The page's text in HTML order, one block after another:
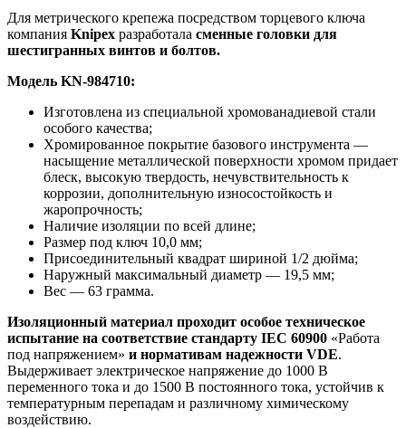
Для метрического крепежа посредством торцевого ключа
компания Knipex разработала сменные головки для
шестигранных винтов и болтов.
Модель KN-984710:
Изготовлена из специальной хромованадиевой стали
особого качества;
Хромированное покрытие базового инструмента —
насыщение металлической поверхности хромом придает
блеск, высокую твердость, нечувствительность к
коррозии, дополнительную износостойкость и
жаропрочность;
Наличие изоляции по всей длине;
Размер под ключ 10,0 мм;
Присоединительный квадрат шириной 1/2 дюйма;
Наружный максимальный диаметр — 19,5 мм;
Вес — 63 грамма.
Изоляционный материал проходит особое техническое
испытание на соответствие стандарту IEC 60900 «Работа
под напряжением» и нормативам надежности VDE.
Выдерживает электрическое напряжение до 1000 В
переменного тока и до 1500 В постоянного тока, устойчив к
температурным перепадам и различному химическому
воздействию.